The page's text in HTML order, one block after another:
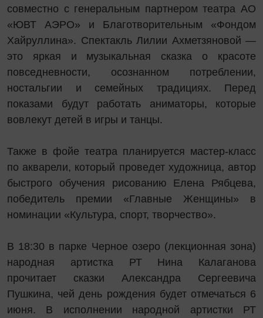
совместно с генеральным партнером театра АО
«ЮВТ АЭРО» и Благотворительным «Фондом
Хайруллина». Спектакль Лилии Ахметзяновой —
это яркая и музыкальная сказка о красоте
повседневности, осознанном потреблении,
ностальгии и семейных традициях. Перед
показами будут работать аниматоры, которые
вовлекут детей в игры и танцы.
Также в фойе театра планируется мастер-класс
по акварели, который проведет художница, автор
быстрого обучения рисованию Елена Рябцева,
победитель премии «Главные Женщины» в
номинации «Культура, спорт, творчество».
В 18:30 в парке Черное озеро (лекционная зона)
народная артистка РТ Нина Калаганова
прочитает сказки Александра Сергеевича
Пушкина, чей день рождения будет отмечаться 6
июня. В исполнении народной артистки РТ